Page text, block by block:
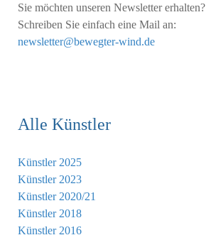
Sie möchten unseren Newsletter erhalten?
Schreiben Sie einfach eine Mail an:
newsletter@bewegter-wind.de
Alle Künstler
Künstler 2025
Künstler 2023
Künstler 2020/21
Künstler 2018
Künstler 2016